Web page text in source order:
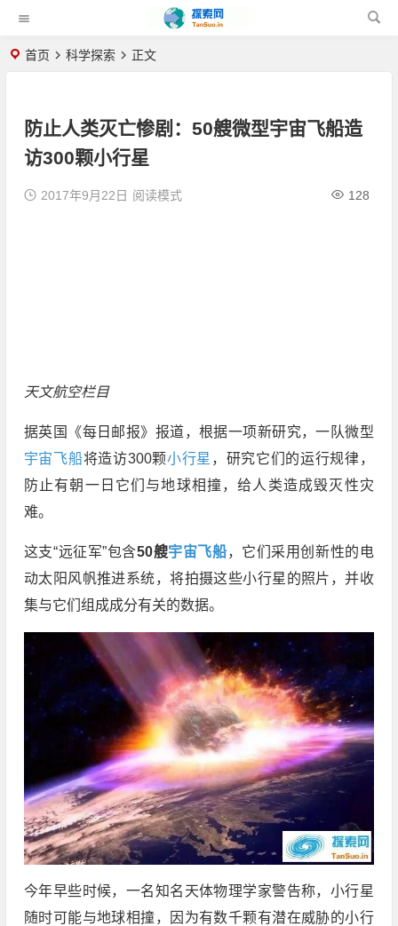
首页 科学探索 正文
防止人类灭亡惨剧：50艘微型宇宙飞船造
访300颗小行星
2017年9月22日 128
阅读模式
天文航空栏目
据英国《每日邮报》报道，根据一项新研究，一队微型
宇宙飞船将造访300颗小行星 ，研究它们的运行规律，
防止有朝一日它们与地球相撞，给人类造成毁灭性灾
难。
这支“远征军”包含50艘宇宙飞船，它们采用创新性的电
动太阳风帆推进系统，将拍摄这些小行星的照片，并收
集与它们组成成分有关的数据。
今年早些时候，一名知名天体物理学家警告称，小行星
随时可能与地球相撞，因为有数千颗有潜在威胁的小行